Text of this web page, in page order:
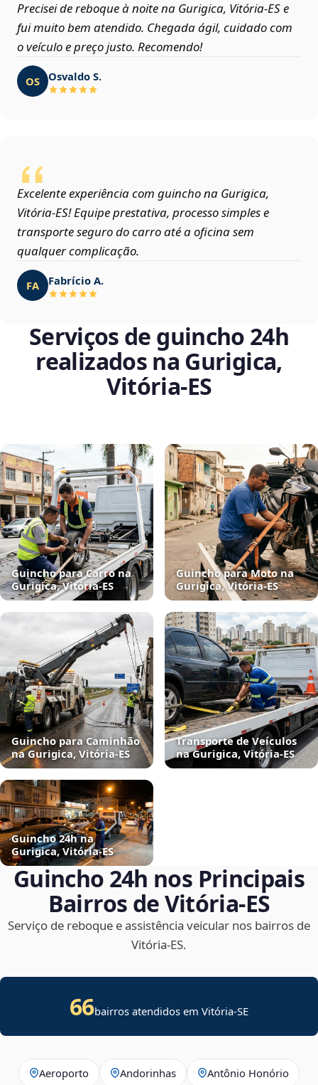
Precisei de reboque à noite na Gurigica, Vitória‑ES e
fui muito bem atendido. Chegada ágil, cuidado com
o veículo e preço justo. Recomendo!
OS Osvaldo S.
Excelente experiência com guincho na Gurigica,
Vitória‑ES! Equipe prestativa, processo simples e
transporte seguro do carro até a oficina sem
qualquer complicação.
FA Fabrício A.
Serviços de guincho 24h
realizados na Gurigica,
Vitória‑ES
Guincho para Carro na
Gurigica, Vitória‑ES
Guincho para Moto na
Gurigica, Vitória‑ES
Guincho para Caminhão
na Gurigica, Vitória‑ES
Transporte de Veículos
na Gurigica, Vitória‑ES
Guincho 24h na
Gurigica, Vitória‑ES
Guincho 24h nos Principais
Bairros de Vitória‑ES
Serviço de reboque e assistência veicular nos bairros de
Vitória‑ES.
66bairros atendidos em Vitória-SE
Aeroporto Andorinhas Antônio Honório